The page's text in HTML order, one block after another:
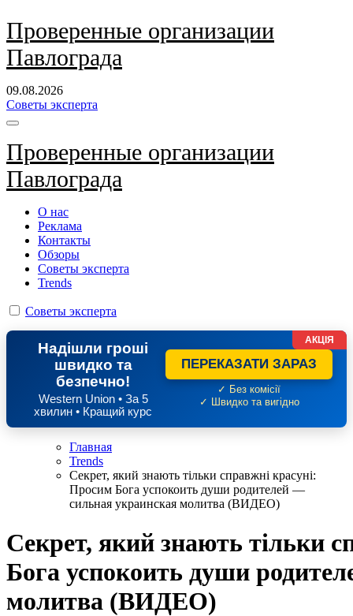
Перейти
к
содержанию
Проверенные организации
Павлограда
09.08.2026
Советы эксперта
Проверенные организации
Павлограда
О нас
Реклама
Контакты
Обзоры
Советы эксперта
Trends
Советы эксперта
Надішли гроші
швидко та
безпечно!
Western Union • За 5
хвилин • Кращий курс
ПЕРЕКАЗАТИ ЗАРАЗ
✓ Без комісії
✓ Швидко та вигідно
АКЦІЯ
Главная
Trends
Секрет, який знають тільки справжні красуні:
Просим Бога успокоить души родителей —
сильная украинская молитва (ВИДЕО)
Секрет, який знають тільки
Бога успокоить души
молитва (ВИДЕО)